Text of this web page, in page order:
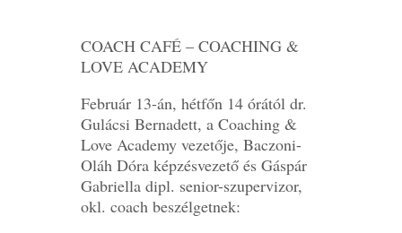
COACH CAFÉ – COACHING &
LOVE ACADEMY
Február 13-án, hétfőn 14 órától dr.
Gulácsi Bernadett, a Coaching &
Love Academy vezetője, Baczoni-
Oláh Dóra képzésvezető és Gáspár
Gabriella dipl. senior-szupervizor,
okl. coach beszélgetnek: